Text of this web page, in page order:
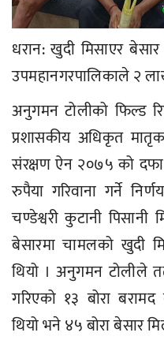
धरान: खुदी मिसाएर
उपमहानगरपालिकाले २
अनुगमन टोलीको फिल्ड
प्रशासकीय अधिकृत
संरक्षण ऐन २०७५ को
रुपैया गरिवाना गर्ने
चण्डेश्वरी कुटानी
बेसारमा चामलको खुदी
थियो । अनुगमन टोलीले
गरिएको १३ बोरा
थियो भने ४५ बोरा बेसार